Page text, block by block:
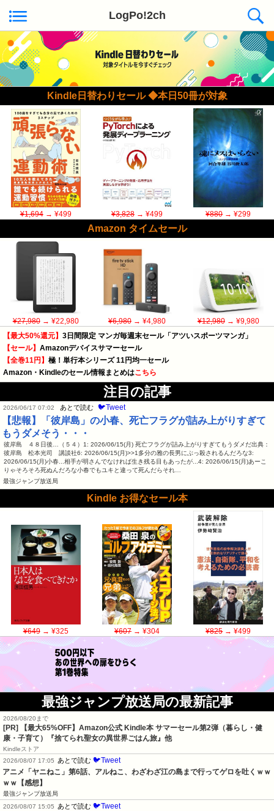
LogPo!2ch
Kindle日替わりセール ◆本日50冊が対象
¥1,694→ ¥499 ¥3,828→ ¥499 ¥880→ ¥299
Amazon タイムセール
¥27,980→ ¥22,980 ¥6,980→ ¥4,980 ¥12,980→ ¥9,980
【最大50%還元】 3日間限定 マンガ毎週末セール「アツいスポーツマンガ」
【セール】 Amazonデバイスサマーセール
【全巻11円】 極！単行本シリーズ 11円均一セール
Amazon・Kindleのセール情報まとめはこちら
注目の記事
2026/06/17 07:02 あとで読む 🐦Tweet
【悲報】「彼岸島」の小春、死亡フラグが詰み上がりすぎて
もうダメそう・・・
彼岸島 ４８日後…（５４）1: 2026/06/15(月) 死亡フラグが詰み上がりすぎてもうダメだ出典：
彼岸島 松本光司 講談社6: 2026/06/15(月)>>1多分の雅の長男にぶっ殺されるんだろな3:
2026/06/15(月)小春...相手が明さんでなければ生き残る目もあったが...4: 2026/06/15(月)あーこ
りゃそろそろ死ぬんだろな小春でもユキと違って死んだらそれ…
最強ジャンプ放送局
Kindle お得なセール本
¥649→ ¥325 ¥607→ ¥304 ¥825→ ¥499
最強ジャンプ放送局の最新記事
2026/08/20まで
[PR]
【最大65%OFF】Amazon公式 Kindle本 サマーセール第2弾（暮らし・健
康・子育て）『捨てられ聖女の異世界ごはん旅』他
Kindleストア
2026/08/07 17:05
あとで読む 🐦Tweet
アニメ「ヤニねこ」第6話、アルねこ、わざわざ江の島まで行ってゲロを吐くｗｗ
ｗｗ【感想】
最強ジャンプ放送局
2026/08/07 15:05
あとで読む 🐦Tweet